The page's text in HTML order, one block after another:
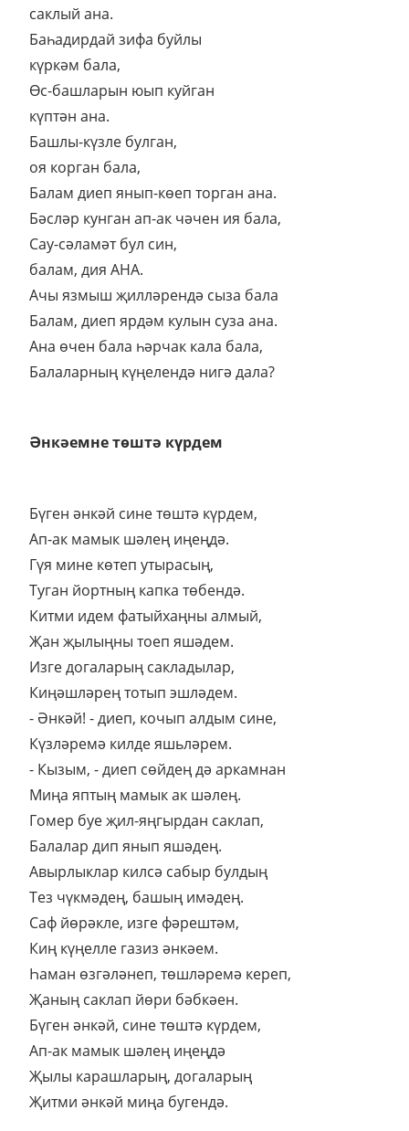
саклый ана.
Баһадирдай зифа буйлы
күркәм бала,
Өс-башларын юып куйган
күптән ана.
Башлы-күзле булган,
оя корган бала,
Балам диеп янып-көеп торган ана.
Бәсләр кунган ап-ак чәчен ия бала,
Сау-сәламәт бул син,
балам, дия АНА.
Ачы язмыш җилләрендә сыза бала
Балам, диеп ярдәм кулын суза ана.
Ана өчен бала һәрчак кала бала,
Балаларның күңелендә нигә дала?
Әнкәемне төштә күрдем
Бүген әнкәй сине төштә күрдем,
Ап-ак мамык шәлең иңеңдә.
Гүя мине көтеп утырасың,
Туган йортның капка төбендә.
Китми идем фатыйхаңны алмый,
Җан җылыңны тоеп яшәдем.
Изге догаларың сакладылар,
Киңәшләрең тотып эшләдем.
- Әнкәй! - диеп, кочып алдым сине,
Күзләремә килде яшьләрем.
- Кызым, - диеп сөйдең дә аркамнан
Миңа яптың мамык ак шәлең.
Гомер буе җил-яңгырдан саклап,
Балалар дип янып яшәдең.
Авырлыклар килсә сабыр булдың
Тез чүкмәдең, башың имәдең.
Саф йөрәкле, изге фәрештәм,
Киң күңелле газиз әнкәем.
Һаман өзгәләнеп, төшләремә кереп,
Җаның саклап йөри бәбкәен.
Бүген әнкәй, сине төштә күрдем,
Ап-ак мамык шәлең иңеңдә
Җылы карашларың, догаларың
Җитми әнкәй миңа бугендә.